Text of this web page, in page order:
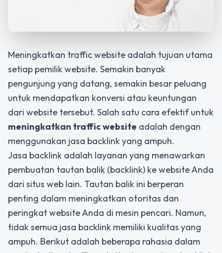
Meningkatkan traffic website adalah tujuan utama
setiap pemilik website. Semakin banyak
pengunjung yang datang, semakin besar peluang
untuk mendapatkan konversi atau keuntungan
dari website tersebut. Salah satu cara efektif untuk
meningkatkan traffic website adalah dengan
menggunakan jasa backlink yang ampuh.
Jasa backlink adalah layanan yang menawarkan
pembuatan tautan balik (backlink) ke website Anda
dari situs web lain. Tautan balik ini berperan
penting dalam meningkatkan otoritas dan
peringkat website Anda di mesin pencari. Namun,
tidak semua jasa backlink memiliki kualitas yang
ampuh. Berikut adalah beberapa rahasia dalam